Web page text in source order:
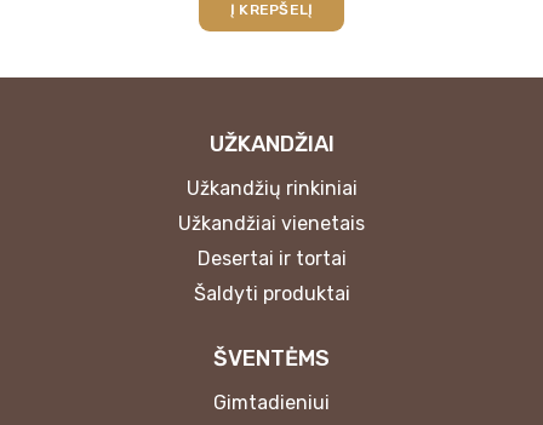
Į KREPŠELĮ
UŽKANDŽIAI
Užkandžių rinkiniai
Užkandžiai vienetais
Desertai ir tortai
Šaldyti produktai
ŠVENTĖMS
Gimtadieniui